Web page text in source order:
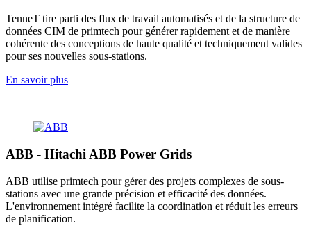
TenneT tire parti des flux de travail automatisés et de la structure de
données CIM de primtech pour générer rapidement et de manière
cohérente des conceptions de haute qualité et techniquement valides
pour ses nouvelles sous-stations.
En savoir plus
ABB - Hitachi ABB Power Grids
ABB utilise primtech pour gérer des projets complexes de sous-
stations avec une grande précision et efficacité des données.
L'environnement intégré facilite la coordination et réduit les erreurs
de planification.